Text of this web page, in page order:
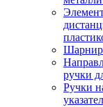
ручки
Ручки